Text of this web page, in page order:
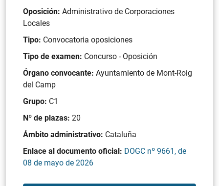
Oposición: Administrativo de Corporaciones
Locales
Tipo: Convocatoria oposiciones
Tipo de examen: Concurso - Oposición
Órgano convocante: Ayuntamiento de Mont-Roig
del Camp
Grupo: C1
Nº de plazas: 20
Ámbito administrativo: Cataluña
Enlace al documento oficial: DOGC nº 9661, de
08 de mayo de 2026